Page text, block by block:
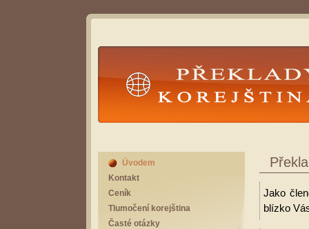
Překlady Korejština
Jako
blízko
Úvodem
Kontakt
Ceník
Tlumočení korejština
Časté otázky